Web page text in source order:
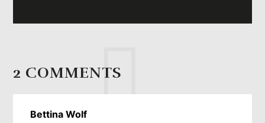
2 COMMENTS
Bettina Wolf